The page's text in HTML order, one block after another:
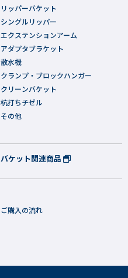
リッパーバケット
シングルリッパー
エクステンションアーム
アダプタブラケット
散水機
クランプ・ブロックハンガー
クリーンバケット
杭打ちチゼル
その他
バケット関連商品
ご購入の流れ